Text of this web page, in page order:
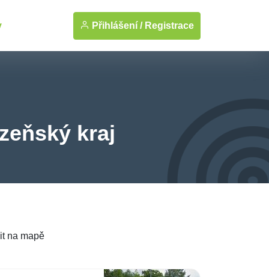
Přihlášení / Registrace
kraj
na mapě